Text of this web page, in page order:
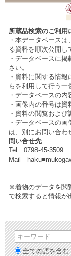
所蔵品検索のご利用
・本データベース
る資料を順次公開し
・データベースに
さい。
・資料に関する情
らを利用して行う一
・データベースの
・画像内の番号は資
・資料の閲覧および
・データベースの
は、別にお問い合わ
問い合せ先
Tel 0798-45-3509
Mail
※着物のデータを閲
で検索すると情報が
キーワード
全ての語を含む